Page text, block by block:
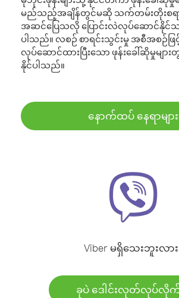
မည်သည့်အချိန်တွင်မဆို သက်တမ်းတိုးစ
အဆင်ပြေသလို ပြောင်းလဲလုပ်ဆောင်နိုင်
ပါသည်။ လစဉ် စာရင်းသွင်းမှု အစီအစဉ်
လုပ်ဆောင်ထားပြီးသော ဖုန်းခေါ်ဆိုမှုမျာ
နိုင်ပါသည်။
နောက်ထပ် နေရာများ
Viber မရှိသေးဘူးလား
ခုပဲ ဒေါင်းလုတ်လုပ်လိုက်